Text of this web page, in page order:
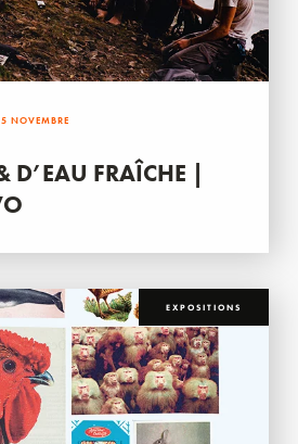
NOVEMBRE
D’EAU FRAÎCHE |
EXPOSITIONS